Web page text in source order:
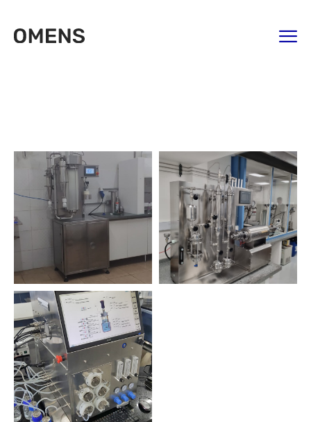
Indústria Química
Agricultura , Energia,
Indústria Química